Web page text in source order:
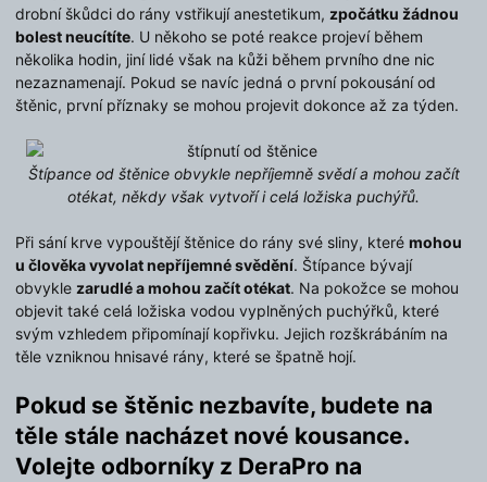
drobní škůdci do rány vstřikují anestetikum, zpočátku žádnou
bolest neucítíte. U někoho se poté reakce projeví během
několika hodin, jiní lidé však na kůži během prvního dne nic
nezaznamenají. Pokud se navíc jedná o první pokousání od
štěnic, první příznaky se mohou projevit dokonce až za týden.
Štípance od štěnice obvykle nepříjemně svědí a mohou začít
otékat, někdy však vytvoří i celá ložiska puchýřů.
Při sání krve vypouštějí štěnice do rány své sliny, které mohou
u člověka vyvolat nepříjemné svědění. Štípance bývají
obvykle zarudlé a mohou začít otékat. Na pokožce se mohou
objevit také celá ložiska vodou vyplněných puchýřků, které
svým vzhledem připomínají kopřivku. Jejich rozškrábáním na
těle vzniknou hnisavé rány, které se špatně hojí.
Pokud se štěnic nezbavíte, budete na
těle stále nacházet nové kousance.
Volejte odborníky z DeraPro na